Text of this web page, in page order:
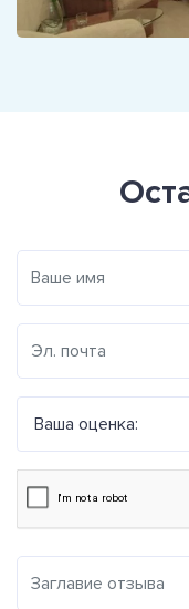
Ваша оценка: